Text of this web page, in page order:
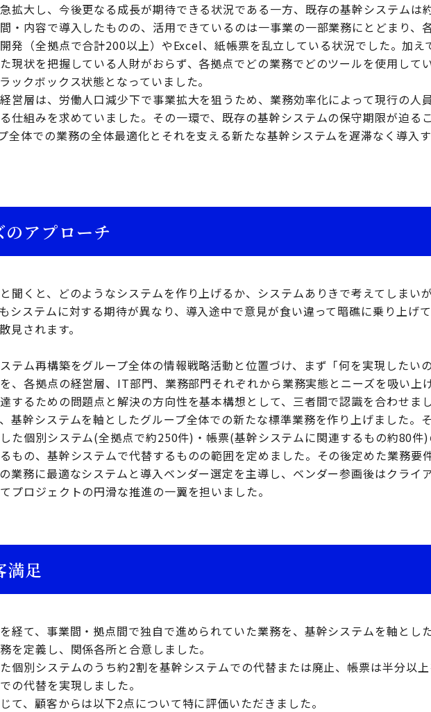
拡大し、今後更なる成長が期待できる状況である一方、既存の基幹システムは
・内容で導入したものの、活用できているのは一事業の一部業務にとどまり、
発（全拠点で合計200以上）やExcel、紙帳票を乱立している状況でした。加え
現状を把握している人財がおらず、各拠点でどの業務でどのツールを使用して
ックボックス状態となっていました。
営層は、労働人口減少下で事業拡大を狙うため、業務効率化によって現行の人
仕組みを求めていました。その一環で、既存の基幹システムの保守期限が迫る
全体での業務の全体最適化とそれを支える新たな基幹システムを遅滞なく導入
のアプローチ
聞くと、どのようなシステムを作り上げるか、システムありきで考えてしまい
システムに対する期待が異なり、導入途中で意見が食い違って暗礁に乗り上げ
見されます。
テム再構築をグループ全体の情報戦略活動と位置づけ、まず「何を実現したいの
、各拠点の経営層、IT部門、業務部門それぞれから業務実態とニーズを吸い上
するための問題点と解決の方向性を基本構想として、三者間で認識を合わせまし
基幹システムを軸としたグループ全体での新たな標準業務を作り上げました。
た個別システム(全拠点で約250件)・帳票(基幹システムに関連するもの約80件
もの、基幹システムで代替するものの範囲を定めました。その後定めた業務要
業務に最適なシステムと導入ベンダー選定を主導し、ベンダー参画後はクライ
プロジェクトの円滑な推進の一翼を担いました。
満足
経て、事業間・拠点間で独自で進められていた業務を、基幹システムを軸とし
を定義し、関係各所と合意しました。
個別システムのうち約2割を基幹システムでの代替または廃止、帳票は半分以
の代替を実現しました。
て、顧客からは以下2点について特に評価いただきました。